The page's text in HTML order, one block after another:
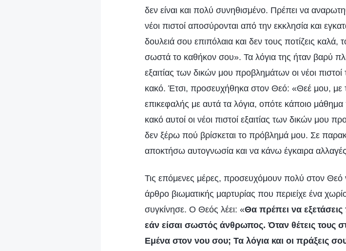
δεν είναι και πολύ συνηθισμένο. Πρέπει να
νέοι πιστοί αποσύρονται από την εκκλησία και
δουλειά σου επιπόλαια και δεν τους ποτίζεις καλά,
σωστά το καθήκον σου». Τα λόγια της ήταν βαρύ
εξαιτίας των δικών μου προβλημάτων οι νέοι
κακό. Έτσι, προσευχήθηκα στον Θεό: «Θεέ μου, με
επικεφαλής με αυτά τα λόγια, οπότε κάποιο
κακό αυτοί οι νέοι πιστοί εξαιτίας των δικών μου
δεν ξέρω πού βρίσκεται το πρόβλημά μου. Σε
αποκτήσω αυτογνωσία και να κάνω έγκαιρα
Τις επόμενες μέρες, προσευχόμουν πολύ στον Θεό
άρθρο βιωματικής μαρτυρίας που περιείχε ένα
συγκίνησε. Ο Θεός λέει: «Θα πρέπει να
εάν είσαι σωστός άνθρωπος. Όταν θέτεις τους
Εμένα στον νου σου; Τα λόγια και οι πράξεις